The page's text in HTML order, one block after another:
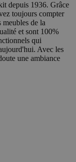
depuis 1936. Grâce
toujours compter
de la
et sont 100%
qui
Avec les
une ambiance